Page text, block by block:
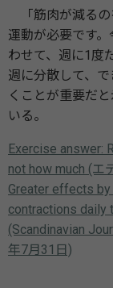
「筋肉が減るの
運動が必要です
わせて、週に1度
週に分散して、
くことが重要だ
いる。
Exercise answer:
not how much (エ
Greater effects
contractions daily
(Scandinavian
年7月31日)